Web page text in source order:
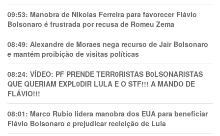
09:53: Manobra de Nikolas Ferreira para favorecer Flávio
Bolsonaro é frustrada por recusa de Romeu Zema
08:49: Alexandre de Moraes nega recurso de Jair Bolsonaro
e mantém proibição de visitas políticas
08:24: VÍDEO: PF PRENDE TERR0RlSTAS B0LSONARlSTAS
QUE QUERIAM EXPL0DlR LULA E O STF!!! A MANDO DE
FLÁVIO!!!
08:01: Marco Rubio lidera manobra dos EUA para beneficiar
Flávio Bolsonaro e prejudicar reeleição de Lula